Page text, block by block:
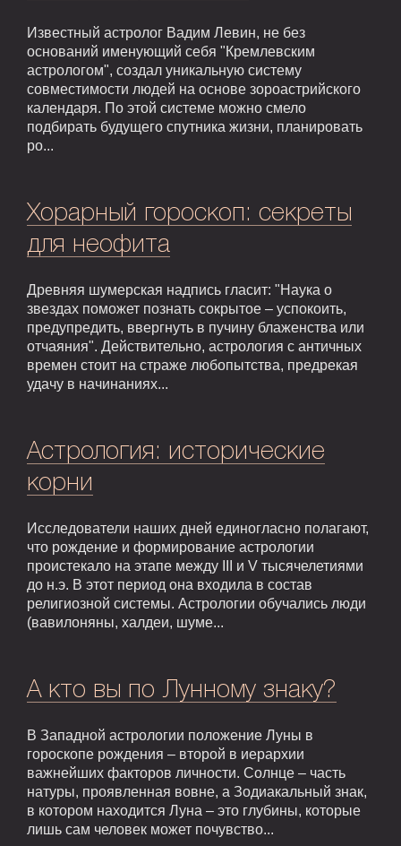
Известный астролог Вадим Левин, не без
оснований именующий себя "Кремлевским
астрологом", создал уникальную систему
совместимости людей на основе зороастрийского
календаря. По этой системе можно смело
подбирать будущего спутника жизни, планировать
ро...
Хорарный гороскоп: секреты
для неофита
Древняя шумерская надпись гласит: "Наука о
звездах поможет познать сокрытое – успокоить,
предупредить, ввергнуть в пучину блаженства или
отчаяния". Действительно, астрология с античных
времен стоит на страже любопытства, предрекая
удачу в начинаниях...
Астрология: исторические
корни
Исследователи наших дней единогласно полагают,
что рождение и формирование астрологии
проистекало на этапе между III и V тысячелетиями
до н.э. В этот период она входила в состав
религиозной системы. Астрологии обучались люди
(вавилоняны, халдеи, шуме...
А кто вы по Лунному знаку?
В Западной астрологии положение Луны в
гороскопе рождения – второй в иерархии
важнейших факторов личности. Солнце – часть
натуры, проявленная вовне, а Зодиакальный знак,
в котором находится Луна – это глубины, которые
лишь сам человек может почувство...